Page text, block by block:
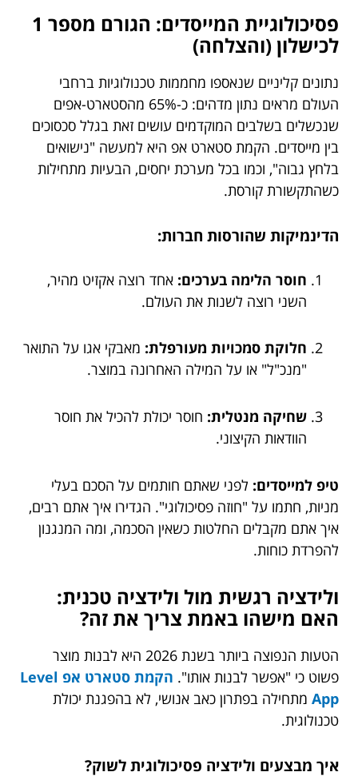
פסיכולוגיית המייסדים: הגורם מספר 1
לכישלון (והצלחה)
נתונים קליניים שנאספו מחממות טכנולוגיות ברחבי
העולם מראים נתון מדהים: כ-65% מהסטארט-אפים
שנכשלים בשלבים המוקדמים עושים זאת בגלל סכסוכים
בין מייסדים. הקמת סטארט אפ היא למעשה "נישואים
בלחץ גבוה", וכמו בכל מערכת יחסים, הבעיות מתחילות
כשהתקשורת קורסת.
הדינמיקות שהורסות חברות:
חוסר הלימה בערכים: אחד רוצה אקזיט מהיר,
השני רוצה לשנות את העולם.
חלוקת סמכויות מעורפלת: מאבקי אגו על התואר
"מנכ"ל" או על המילה האחרונה במוצר.
שחיקה מנטלית: חוסר יכולת להכיל את חוסר
הוודאות הקיצוני.
טיפ למייסדים: לפני שאתם חותמים על הסכם בעלי
מניות, חתמו על "חוזה פסיכולוגי". הגדירו איך אתם רבים,
איך אתם מקבלים החלטות כשאין הסכמה, ומה המנגנון
להפרדת כוחות.
ולידציה רגשית מול ולידציה טכנית:
האם מישהו באמת צריך את זה?
הטעות הנפוצה ביותר בשנת 2026 היא לבנות מוצר
פשוט כי "אפשר לבנות אותו".
הקמת סטארט אפ Level
App מתחילה בפתרון כאב אנושי, לא בהפגנת יכולת
טכנולוגית.
איך מבצעים ולידציה פסיכולוגית לשוק?